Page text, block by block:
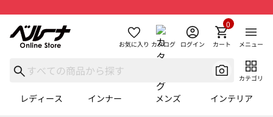
お気に入り カタログ ログイン カート
0
メニュー
カテゴリ
レディース インナー メンズ インテリア